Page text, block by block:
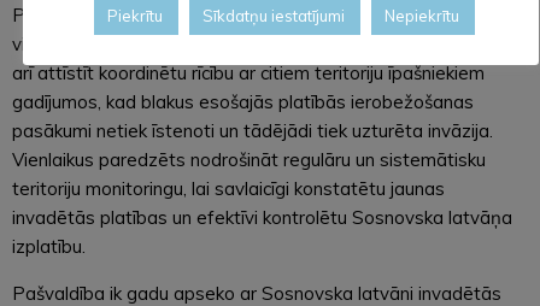
Plānots stiprināt sadarbību ar zemju īpašniekiem, veicinot
viņu iesaisti un atbildību par nepieciešamo darbu veikšanu, kā
arī attīstīt koordinētu rīcību ar citiem teritoriju īpašniekiem
gadījumos, kad blakus esošajās platībās ierobežošanas
pasākumi netiek īstenoti un tādējādi tiek uzturēta invāzija.
Vienlaikus paredzēts nodrošināt regulāru un sistemātisku
teritoriju monitoringu, lai savlaicīgi konstatētu jaunas
invadētās platības un efektīvi kontrolētu Sosnovska latvāņa
izplatību.
Pašvaldība ik gadu apseko ar Sosnovska latvāni invadētās
Piekrītu Sīkdatņu iestatījumi Nepiekrītu